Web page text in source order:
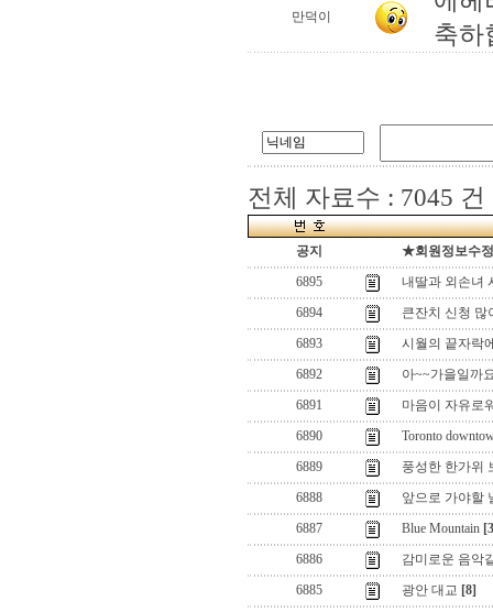
만덕이
축하
전체 자료수 : 7045 건
공지
★회원정보수
6895
내딸과 외손녀
6894
큰잔치 신청 많
6893
시월의 끝자락
6892
아~~가을일까
6891
마음이 자유로
6890
Toronto
6889
풍성한 한가위
6888
앞으로 가야할
6887
Blue Mountain
6886
감미로운 음악
6885
광안 대교 [8]